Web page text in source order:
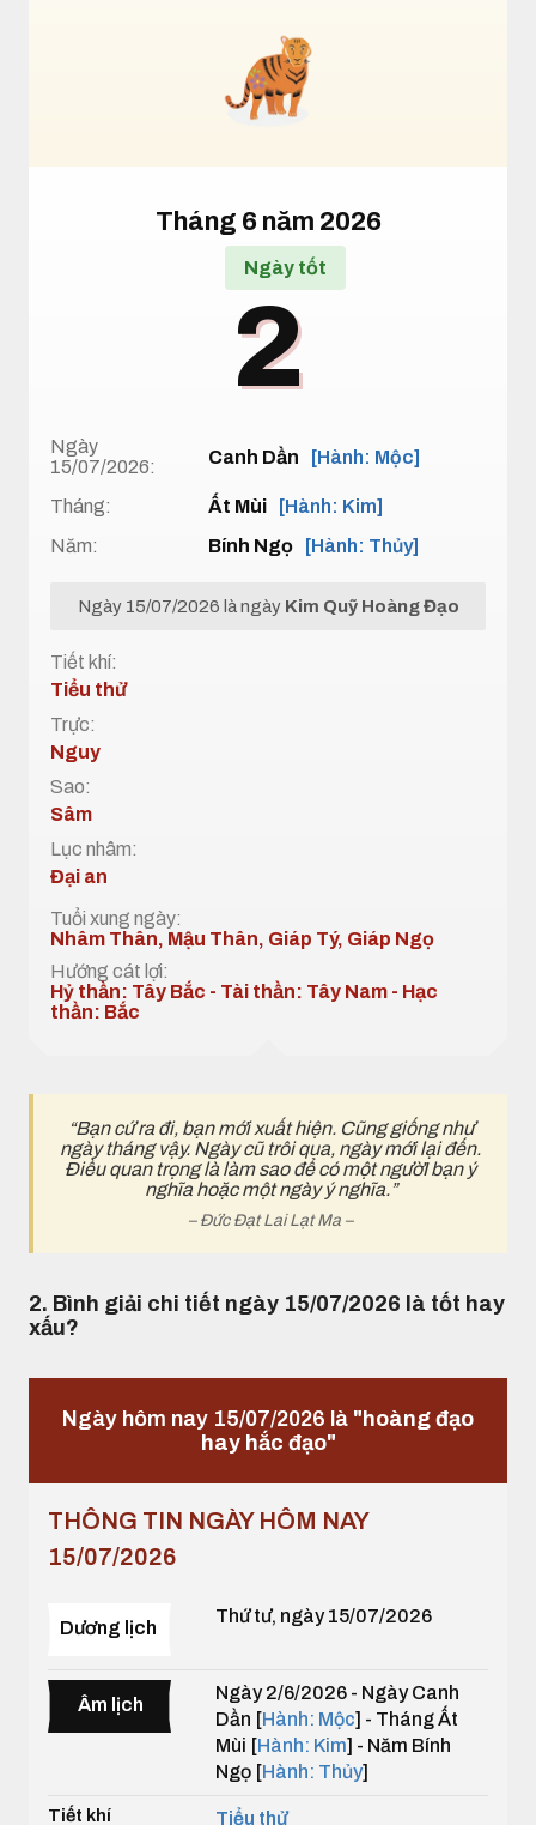
Tháng 6 năm 2026
Ngày tốt
2
Ngày
15/07/2026:
Canh Dần [Hành: Mộc]
Tháng: Ất Mùi
[Hành: Kim]
Năm:
Bính Ngọ [Hành: Thủy]
Ngày 15/07/2026 là ngày Kim Quỹ Hoàng Đạo
Tiết khí:
Tiểu thử
Trực:
Nguy
Sao:
Sâm
Lục nhâm:
Đại an
Tuổi xung ngày:
Nhâm Thân, Mậu Thân, Giáp Tý, Giáp Ngọ
Hướng cát lợi:
Hỷ thần: Tây Bắc - Tài thần: Tây Nam - Hạc
thần: Bắc
“Bạn cứ ra đi, bạn mới xuất hiện. Cũng giống như
ngày tháng vậy. Ngày cũ trôi qua, ngày mới lại đến.
Điều quan trọng là làm sao để có một ngườI bạn ý
nghĩa hoặc một ngày ý nghĩa.”
– Đức Đạt Lai Lạt Ma –
2. Bình giải chi tiết ngày 15/07/2026 là tốt hay
xấu?
Ngày hôm nay 15/07/2026 là "hoàng đạo
hay hắc đạo"
THÔNG TIN NGÀY HÔM NAY
15/07/2026
Dương lịch
Thứ tư, ngày 15/07/2026
Âm lịch
Ngày 2/6/2026 - Ngày Canh
Dần [Hành: Mộc] - Tháng Ất
Mùi [Hành: Kim] - Năm Bính
Ngọ [Hành: Thủy]
Tiết khí Tiểu thử